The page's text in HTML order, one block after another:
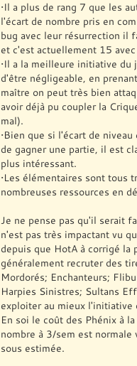
•Il a plus de rang 7 que les
l'écart de nombre pris en
bug avec leur résurrection il
et c'est actuellement 15
•Il a la meilleure initiative
d'être négligeable, en
maître on peut très bien
avoir déjà pu coupler la
mal).
•Bien que si l'écart de
de gagner une partie, il est
plus intéressant.
•Les élémentaires sont tous
nombreuses ressources en
Je ne pense pas qu'il serait
n'est pas très impactant vu
depuis que HotA à corrigé la
généralement recruter des
Mordorés; Enchanteurs;
Harpies Sinistres; Sultans
exploiter au mieux l'initiative
En soi le coût des Phénix à
nombre à 3/sem est
sous estimée.